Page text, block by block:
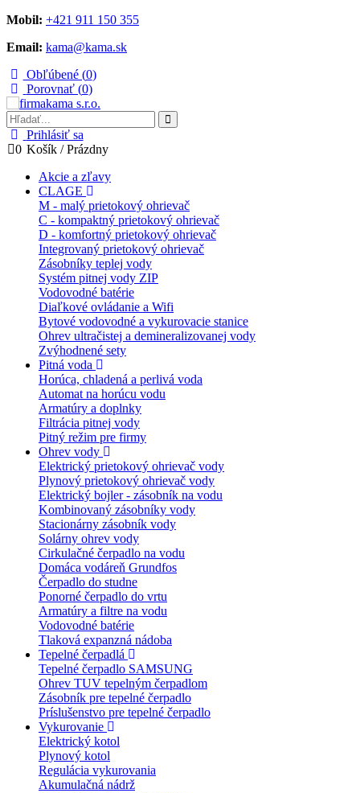
Mobil: +421 911 150 355
Email: kama@kama.sk
Obľúbené (0)
Porovnať (0)
Prihlásiť sa
0 Košík /Prázdny
Akcie a zľavy
CLAGE
M - malý prietokový ohrievač
C - kompaktný prietokový ohrievač
D - komfortný prietokový ohrievač
Integrovaný prietokový ohrievač
Zásobníky teplej vody
Systém pitnej vody ZIP
Vodovodné batérie
Diaľkové ovládanie a Wifi
Bytové vodovodné a vykurovacie stanice
Ohrev ultračistej a demineralizovanej vody
Zvýhodnené sety
Pitná voda
Horúca, chladená a perlivá voda
Automat na horúcu vodu
Armatúry a doplnky
Filtrácia pitnej vody
Pitný režim pre firmy
Ohrev vody
Elektrický prietokový ohrievač vody
Plynový prietokový ohrievač vody
Elektrický bojler - zásobník na vodu
Kombinovaný zásobníky vody
Stacionárny zásobník vody
Solárny ohrev vody
Cirkulačné čerpadlo na vodu
Domáca vodáreň Grundfos
Čerpadlo do studne
Ponorné čerpadlo do vrtu
Armatúry a filtre na vodu
Vodovodné batérie
Tlaková expanzná nádoba
Tepelné čerpadlá
Tepelné čerpadlo SAMSUNG
Ohrev TUV tepelným čerpadlom
Zásobník pre tepelné čerpadlo
Príslušenstvo pre tepelné čerpadlo
Vykurovanie
Elektrický kotol
Plynový kotol
Regulácia vykurovania
Akumulačná nádrž